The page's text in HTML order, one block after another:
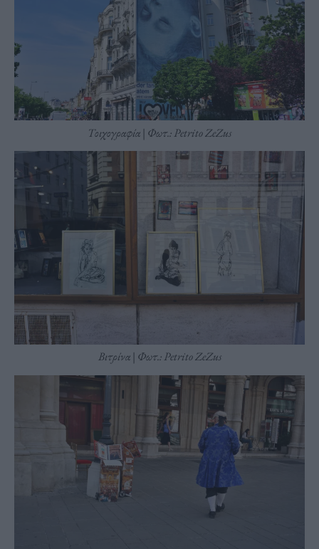
Τοιχογραφία | Φωτ.: Petrito ZeZus
Βιτρίνα | Φωτ.: Petrito ZeZus